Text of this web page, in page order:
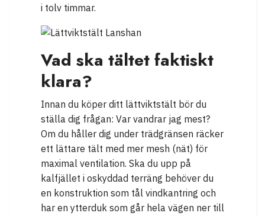
i tolv timmar.
Vad ska tältet faktiskt
klara?
Innan du köper ditt lättviktstält bör du
ställa dig frågan: Var vandrar jag mest?
Om du håller dig under trädgränsen räcker
ett lättare tält med mer mesh (nät) för
maximal ventilation. Ska du upp på
kalfjället i oskyddad terräng behöver du
en konstruktion som tål vindkantring och
har en ytterduk som går hela vägen ner till